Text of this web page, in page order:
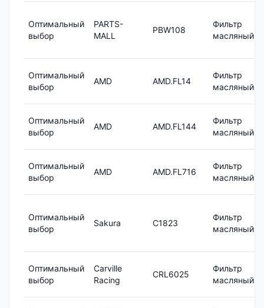
Оптимальный
выбор
PARTS-
MALL
PBW108
Фильтр
масляный
Оптимальный
выбор
AMD AMD.FL14
Фильтр
масляный
Оптимальный
выбор
AMD AMD.FL144
Фильтр
масляный
Оптимальный
выбор
AMD AMD.FL716
Фильтр
масляный
Оптимальный
выбор
Sakura C1823
Фильтр
масляный
Оптимальный
выбор
Carville
Racing
CRL6025
Фильтр
масляный